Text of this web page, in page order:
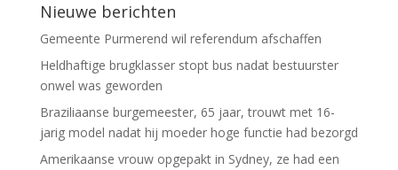
Nieuwe berichten
Gemeente Purmerend wil referendum afschaffen
Heldhaftige brugklasser stopt bus nadat bestuurster
onwel was geworden
Braziliaanse burgemeester, 65 jaar, trouwt met 16-
jarig model nadat hij moeder hoge functie had bezorgd
Amerikaanse vrouw opgepakt in Sydney, ze had een